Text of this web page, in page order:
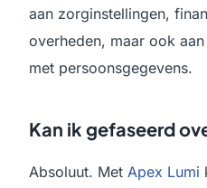
aan zorginstellingen,
overheden, maar ook
met persoonsgegevens.
Kan ik gefaseerd
Absoluut. Met Apex Lumi